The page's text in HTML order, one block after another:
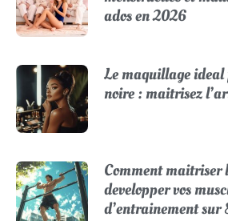
ados en 2026
Le maquillage ideal
noire : maitrisez
Comment maitriser
developper vos
d’entrainement sur